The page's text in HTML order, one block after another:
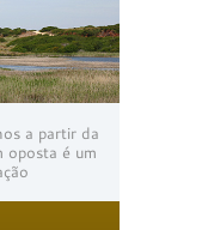
a partir da
oposta é um